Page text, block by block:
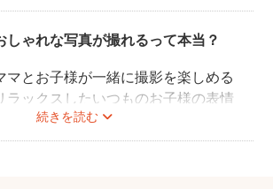
影中はご家族のペースに合わせなが
や足元に危険なものがないか注意を
ながら進行しますのでご安心くださ
しゃれな写真が撮れるって本当？
続きを読む
マとお子様が一緒に撮影を楽しめる
ラックスしたいつものお子様の表情
きます。
家族撮影に長けたプロカメラマンの